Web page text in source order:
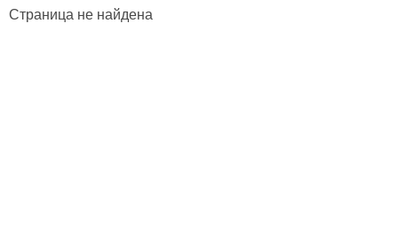
Страница не найдена